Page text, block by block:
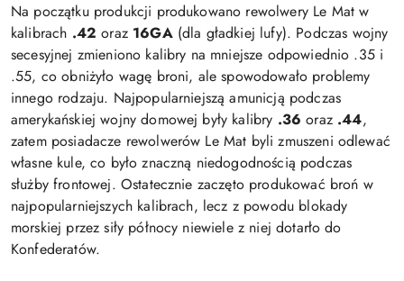
Na początku produkcji produkowano rewolwery Le Mat w
kalibrach .42 oraz 16GA(dla gładkiej lufy). Podczas wojny
secesyjnej zmieniono kalibry na mniejsze odpowiednio .35 i
.55, co obniżyło wagę broni, ale spowodowało problemy
innego rodzaju. Najpopularniejszą amunicją podczas
amerykańskiej wojny domowej były kalibry .36 oraz .44,
zatem posiadacze rewolwerów Le Mat byli zmuszeni odlewać
własne kule, co było znaczną niedogodnością podczas
służby frontowej. Ostatecznie zaczęto produkować broń w
najpopularniejszych kalibrach, lecz z powodu blokady
morskiej przez siły północy niewiele z niej dotarło do
Konfederatów.